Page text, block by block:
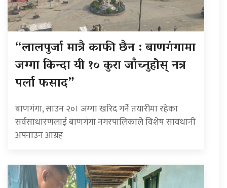
“लालपुर्जा मात्रै काफी छैन : बाणगंगामा
जग्गा किन्दा यी १० कुरा जाँच्नुहोस् नत्र
पर्ला फसाद”
बाणगंगा, साउन २०। जग्गा खरिद गर्ने तयारीमा रहेका
सर्वसाधारणलाई बाणगंगा नगरपालिकाले विशेष सावधानी
अपनाउन आग्रह